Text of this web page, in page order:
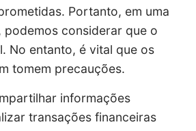
Portanto, em uma
podemos considerar que o
No entanto, é vital que os
tomem precauções.
informações
transações financeiras